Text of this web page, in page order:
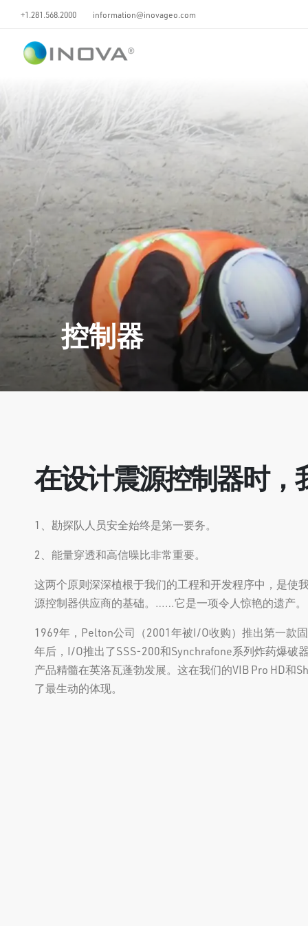
+1.281.568.2000 information@inovageo.com
控制器
在设计震源控制器时，
1、勘探队人员安全始终是第一要务。
2、能量穿透和高信噪比非常重要。
这两个原则深深植根于我们的工程和开发程序中，是使
源控制器供应商的基础。……它是一项令人惊艳的遗产。
1969年，Pelton公司（2001年被I/O收购）推出第一款
年后，I/O推出了SSS-200和Synchrafone系列炸药爆破
产品精髓在英洛瓦蓬勃发展。这在我们的VIB Pro HD和
了最生动的体现。